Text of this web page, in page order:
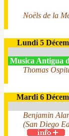
Noëls de la
Lundi 5
Musica Antigua
Thomas
Mardi 6
Benjamin
(San Diego